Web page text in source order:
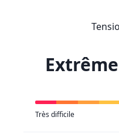
Très difficile